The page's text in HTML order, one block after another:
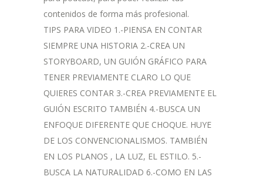
contenidos de forma más profesional.
TIPS PARA VIDEO 1.-PIENSA EN CONTAR
SIEMPRE UNA HISTORIA 2.-CREA UN
STORYBOARD, UN GUIÓN GRÁFICO PARA
TENER PREVIAMENTE CLARO LO QUE
QUIERES CONTAR 3.-CREA PREVIAMENTE EL
GUIÓN ESCRITO TAMBIÉN 4.-BUSCA UN
ENFOQUE DIFERENTE QUE CHOQUE. HUYE
DE LOS CONVENCIONALISMOS. TAMBIÉN
EN LOS PLANOS , LA LUZ, EL ESTILO. 5.-
BUSCA LA NATURALIDAD 6.-COMO EN LAS